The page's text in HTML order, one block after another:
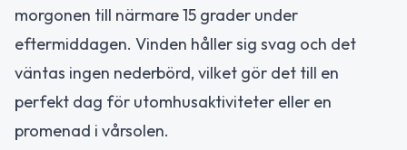
morgonen till närmare 15 grader under
eftermiddagen. Vinden håller sig svag och det
väntas ingen nederbörd, vilket gör det till en
perfekt dag för utomhusaktiviteter eller en
promenad i vårsolen.